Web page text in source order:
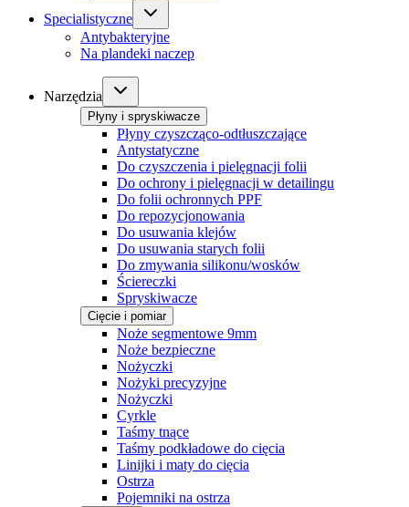
Specialistyczne
Antybakteryjne
Na plandeki naczep
Narzędzia
Płyny i spryskiwacze
Płyny czyszcząco-odtłuszczające
Antystatyczne
Do czyszczenia i pielęgnacji folii
Do ochrony i pielęgnacji w detailingu
Do folii ochronnych PPF
Do repozycjonowania
Do usuwania klejów
Do usuwania starych folii
Do zmywania silikonu/wosków
Ściereczki
Spryskiwacze
Cięcie i pomiar
Noże segmentowe 9mm
Noże bezpieczne
Nożyczki
Nożyki precyzyjne
Nożyczki
Cyrkle
Taśmy tnące
Taśmy podkładowe do cięcia
Linijki i maty do cięcia
Ostrza
Pojemniki na ostrza